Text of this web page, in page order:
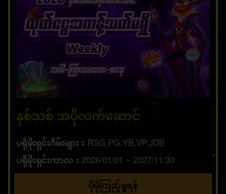
နှစ်သစ် အပိုလက်ဆောင်
ပရိုမိုးရှင်းဂိမ်းများ
RSG,PG,YB,VP,JDB
ပရိုမိုးရှင်းကာလ
2026/01/01 ~ 2027/11/30
ပိုမိုကြည့်ရှုရန်